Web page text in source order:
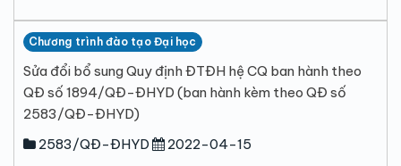
Chương trình đào tạo Đại học
Sửa đổi bổ sung Quy định ĐTĐH hệ CQ ban hành theo
QĐ số 1894/QĐ-ĐHYD (ban hành kèm theo QĐ số
2583/QĐ-ĐHYD)
2583/QĐ-ĐHYD
2022-04-15